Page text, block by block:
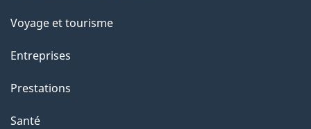
p
a
g
e
Voyage et tourisme
Entreprises
Prestations
Santé